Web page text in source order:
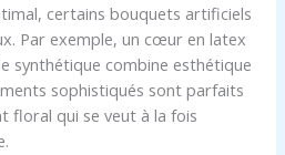
certains bouquets artificiels
Par exemple, un cœur en latex
synthétique combine esthétique
sophistiqués sont parfaits
floral qui se veut à la fois